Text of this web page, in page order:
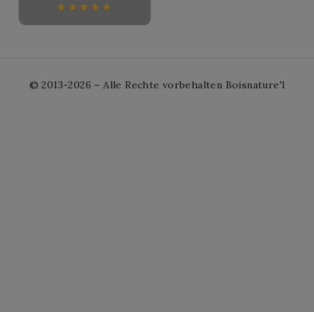
© 2013-2026 – Alle Rechte vorbehalten Boisnature'l